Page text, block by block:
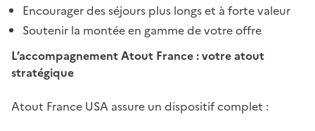
Encourager des séjours plus longs et à forte valeur
Soutenir la montée en gamme de votre offre
L’accompagnement Atout France : votre atout
stratégique
Atout France USA assure un dispositif complet :